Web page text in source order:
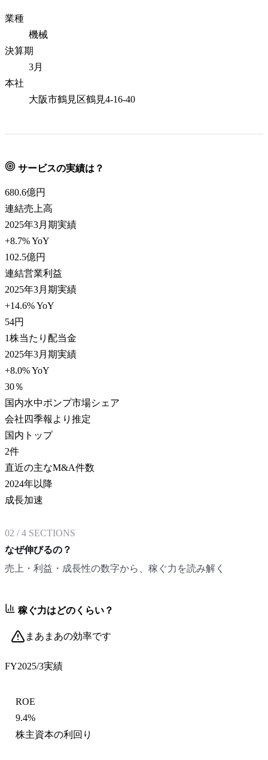
業種
機械
決算期
3月
本社
大阪市鶴見区鶴見4-16-40
サービスの実績は？
680.6億円
連結売上高
2025年3月期実績
+8.7% YoY
102.5億円
連結営業利益
2025年3月期実績
+14.6% YoY
54円
1株当たり配当金
2025年3月期実績
+8.0% YoY
30％
国内水中ポンプ市場シェア
会社四季報より推定
国内トップ
2件
直近の主なM&A件数
2024年以降
成長加速
02 /4 SECTIONS
なぜ伸びるの？
売上・利益・成長性の数字から、稼ぐ力を読み解く
稼ぐ力はどのくらい？
まあまあの効率です
FY2025/3実績
ROE
9.4%
株主資本の利回り